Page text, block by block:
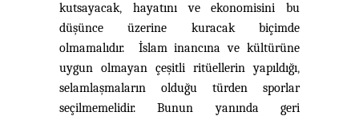
kutsayacak, hayatını ve ekonomisini bu
düşünce üzerine kuracak biçimde
olmamalıdır. İslam inancına ve kültürüne
uygun olmayan çeşitli ritüellerin yapıldığı,
selamlaşmaların olduğu türden sporlar
seçilmemelidir. Bunun yanında geri